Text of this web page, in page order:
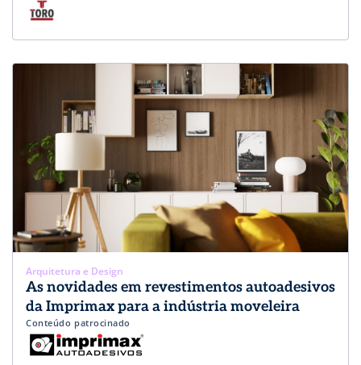
Arquitetura e Design
As novidades em revestimentos autoadesivos
da Imprimax para a indústria moveleira
Conteúdo patrocinado